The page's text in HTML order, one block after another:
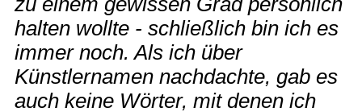
halten wollte - schließlich bin ich es
immer noch. Als ich über
Künstlernamen nachdachte, gab es
auch keine Wörter, mit denen ich